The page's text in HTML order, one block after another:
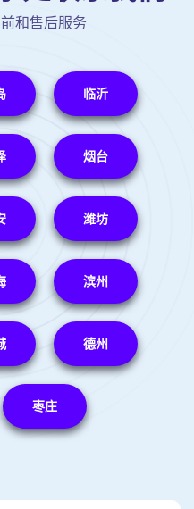
和售后服务
临沂
烟台
潍坊
滨州
德州
枣庄